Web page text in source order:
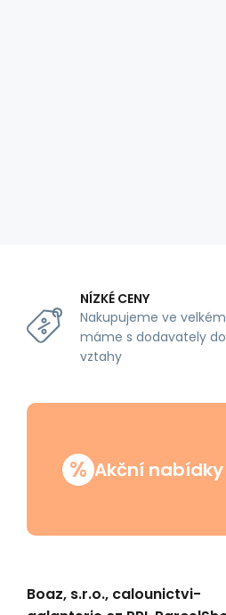
NÍZKÉ CENY
Nakupujeme ve
máme s dodavately
vztahy
% Akční
Boaz, s.r.o., calounictvi-